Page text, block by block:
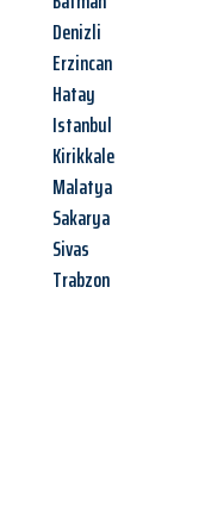
Denizli
Erzincan
Hatay
Istanbul
Kirikkale
Malatya
Sakarya
Sivas
Trabzon